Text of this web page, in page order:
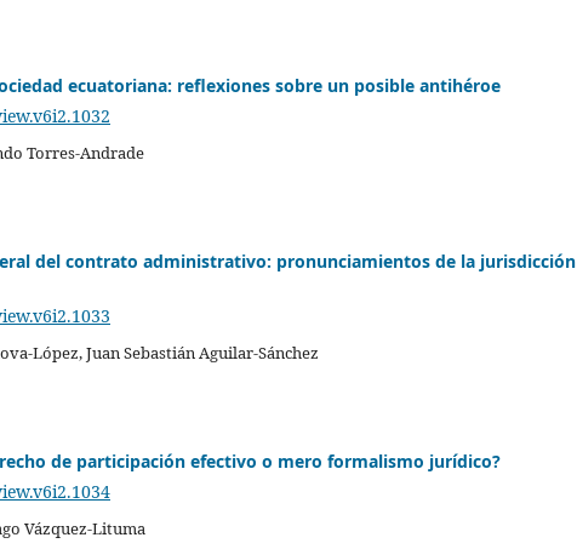
ecuatoriana: reflexiones sobre un posible antihéroe
Torres-Andrade
del contrato administrativo: pronunciamientos de la jurisdicción
López, Juan Sebastián Aguilar-Sánchez
de participación efectivo o mero formalismo jurídico?
Vázquez-Lituma